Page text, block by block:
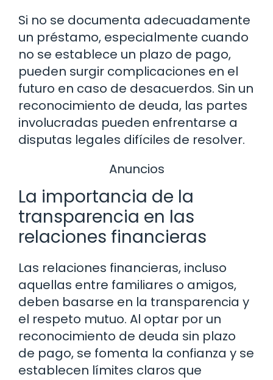
Si no se documenta adecuadamente
un préstamo, especialmente cuando
no se establece un plazo de pago,
pueden surgir complicaciones en el
futuro en caso de desacuerdos. Sin un
reconocimiento de deuda, las partes
involucradas pueden enfrentarse a
disputas legales difíciles de resolver.
Anuncios
La importancia de la
transparencia en las
relaciones financieras
Las relaciones financieras, incluso
aquellas entre familiares o amigos,
deben basarse en la transparencia y
el respeto mutuo. Al optar por un
reconocimiento de deuda sin plazo
de pago, se fomenta la confianza y se
establecen límites claros que